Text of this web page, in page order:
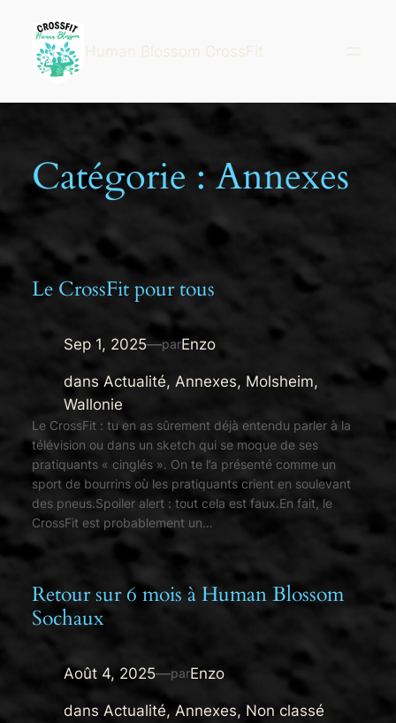
contenu
Human Blossom CrossFit
Catégorie :Annexes
Le CrossFit pour tous
Sep 1, 2025—parEnzo
dans Actualité, Annexes, Molsheim
Wallonie
Le CrossFit : tu en as sûrement déjà entendu parler à la
télévision ou dans un sketch qui se moque de ses
pratiquants « cinglés ». On te l’a présenté comme un
sport de bourrins où les pratiquants crient en soulevant
des pneus.Spoiler alert : tout cela est faux.En fait, le
CrossFit est probablement un…
Retour sur 6 mois à Human Blossom
Sochaux
Août 4, 2025—parEnzo
dans Actualité, Annexes, Non classé